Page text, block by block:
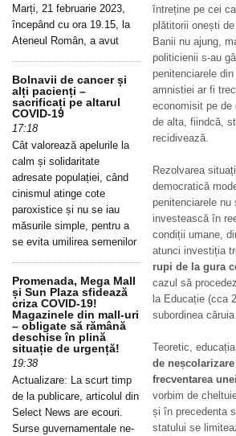
întreține pe cei
plătitorii onești
Banii nu ajung,
politicienii s-au
penitenciarele
amnistiei ar fi
economisit pe de
de alta, fiindcă,
recidivează.
Rezolvarea
democratică
penitenciarele
investească în
condiții umane,
atunci investiția
rupi de la gura
cazul să
la Educație (cca
subordinea
Teoretic,
de
frecventarea
vorbim de
și în precedenta
statului se
Marți, 21 februarie 2023,
începând cu ora 19.15, la
Ateneul Român, a avut
Bolnavii de cancer și
alți pacienți –
sacrificați pe altarul
COVID-19
17:18
Cât valorează apelurile la
calm și solidaritate
adresate populației, când
cinismul atinge cote
paroxistice și nu se iau
măsurile simple, pentru a
se evita umilirea semenilor
Promenada, Mega Mall
și Sun Plaza sfidează
criza COVID-19!
Magazinele din mall-uri
– obligate să rămână
deschise în plină
situație de urgență!
19:38
Actualizare: La scurt timp
de la publicare, articolul din
Select News are ecouri.
Surse guvernamentale ne-